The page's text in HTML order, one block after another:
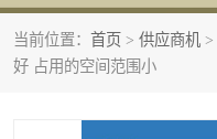
当前位置： 首页 > 供应商机 >
好 占用的空间范围小
旋转蒸发器厂家